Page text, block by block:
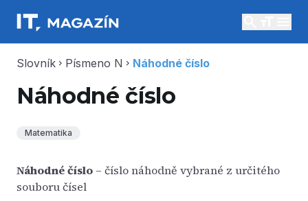
Slovník chevron_right Písmeno N chevron_right Náhodné číslo
Náhodné číslo
Matematika
Náhodné číslo – číslo náhodně vybrané z určitého
souboru čísel